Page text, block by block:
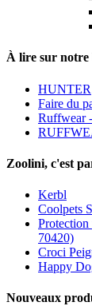
À lire sur notre
HUNTER
Faire du
Ruffwear
Zoolini, c'est
Kerbl
Coolpets
70420)
Croci
Happy
Nouveaux